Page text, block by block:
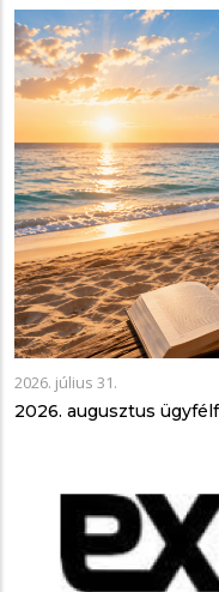
2026. július 31.
2026. augusztus